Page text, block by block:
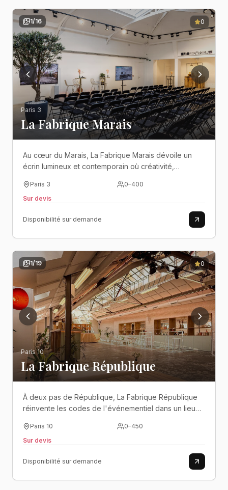
1/16 0
Paris 3
La Fabrique Marais
Au cœur du Marais, La Fabrique Marais dévoile un
écrin lumineux et contemporain où créativité,
aux événements les plus ambitieux..
Paris 3 0–400
Sur devis
Disponibilité sur demande
1/19 0
Paris 10
La Fabrique République
À deux pas de République, La Fabrique République
réinvente les codes de l'événementiel dans un lieu
convivialité et créativité se rencontrent..
Paris 10 0–450
Sur devis
Disponibilité sur demande